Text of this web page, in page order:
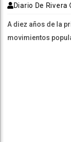
Diario De Rivera
A diez años de la
movimientos